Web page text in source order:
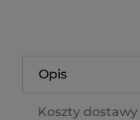
Opis
Koszty dostawy